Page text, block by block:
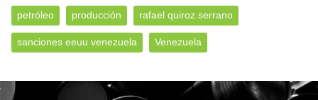
petróleo producción rafael quiroz serrano
sanciones eeuu venezuela Venezuela